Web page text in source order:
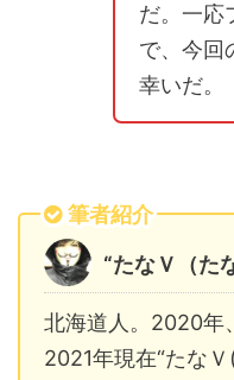
だ。一応
で、今回
幸いだ。
筆者紹介
“たなＶ（た
北海道人。2020年
2021年現在“たな